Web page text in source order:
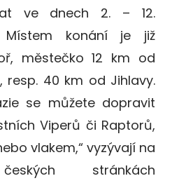
ve dnech 2. – 12.
Místem konání je již
městečko 12 km od
resp. 40 km od Jihlavy.
se můžete dopravit
Viperů či Raptorů,
vlakem,“ vyzývají na
stránkách